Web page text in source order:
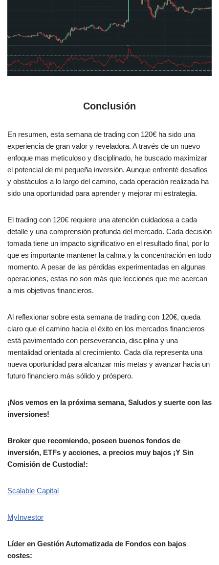
Conclusión
En resumen, esta semana de trading con 120€ ha sido una
experiencia de gran valor y reveladora. A través de un nuevo
enfoque mas meticuloso y disciplinado, he buscado maximizar
el potencial de mi pequeña inversión. Aunque enfrenté desafíos
y obstáculos a lo largo del camino, cada operación realizada ha
sido una oportunidad para aprender y mejorar mi estrategia.
El trading con 120€ requiere una atención cuidadosa a cada
detalle y una comprensión profunda del mercado. Cada decisión
tomada tiene un impacto significativo en el resultado final, por lo
que es importante mantener la calma y la concentración en todo
momento. A pesar de las pérdidas experimentadas en algunas
operaciones, estas no son más que lecciones que me acercan
a mis objetivos financieros.
Al reflexionar sobre esta semana de trading con 120€, queda
claro que el camino hacia el éxito en los mercados financieros
está pavimentado con perseverancia, disciplina y una
mentalidad orientada al crecimiento. Cada día representa una
nueva oportunidad para alcanzar mis metas y avanzar hacia un
futuro financiero más sólido y próspero.
¡Nos vemos en la próxima semana, Saludos y suerte con las
inversiones!
Broker que recomiendo, poseen buenos fondos de
inversión, ETFs y acciones, a precios muy bajos ¡Y Sin
Comisión de Custodia!:
Scalable Capital
MyInvestor
Líder en Gestión Automatizada de Fondos con bajos
costes: